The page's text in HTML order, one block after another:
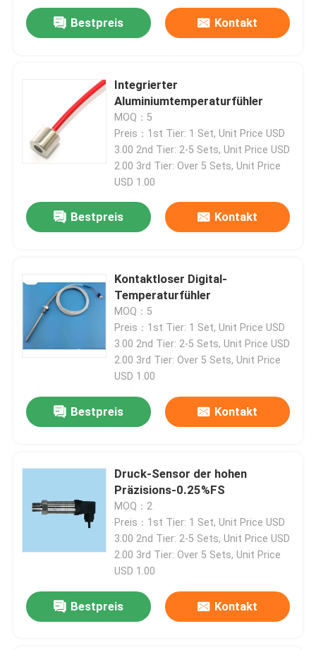
Heim
Bestpreis Kontakt
Integrierter
Aluminiumtemperaturfühler
MOQ：5
Preis：1st Tier: 1 Set, Unit Price USD
3.00 2nd Tier: 2-5 Sets, Unit Price USD
2.00 3rd Tier: Over 5 Sets, Unit Price
USD 1.00
Bestpreis Kontakt
Kontaktloser Digital-
Temperaturfühler
MOQ：5
Preis：1st Tier: 1 Set, Unit Price USD
3.00 2nd Tier: 2-5 Sets, Unit Price USD
2.00 3rd Tier: Over 5 Sets, Unit Price
USD 1.00
Bestpreis Kontakt
Druck-Sensor der hohen
Präzisions-0.25%FS
MOQ：2
Preis：1st Tier: 1 Set, Unit Price USD
3.00 2nd Tier: 2-5 Sets, Unit Price USD
2.00 3rd Tier: Over 5 Sets, Unit Price
USD 1.00
Bestpreis Kontakt